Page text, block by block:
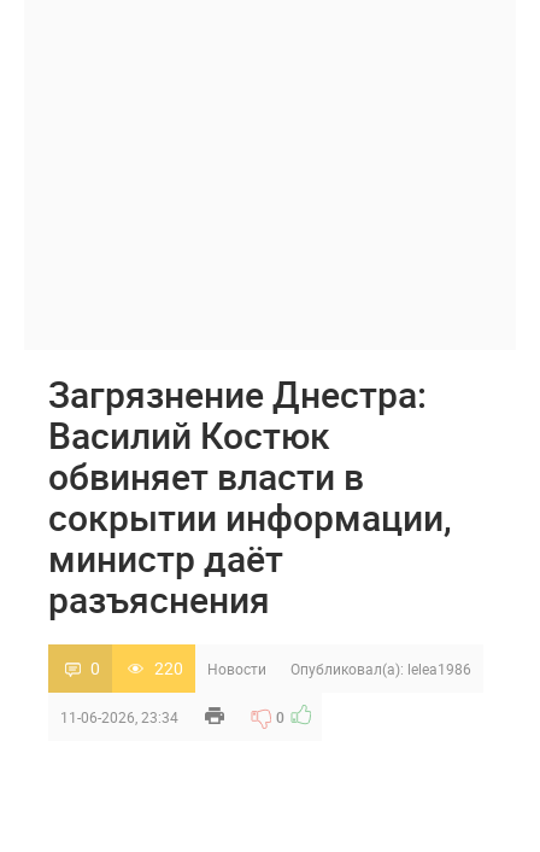
Загрязнение Днестра:
Василий Костюк
обвиняет власти в
сокрытии информации,
министр даёт
разъяснения
0 220 Новости Опубликовал(а): lelea1986
11-06-2026, 23:34 0